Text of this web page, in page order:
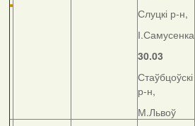
Слуцкі р-н,
І.Самусенка
30.03
Стаўбцоўскі
р-н,
М.Львоў